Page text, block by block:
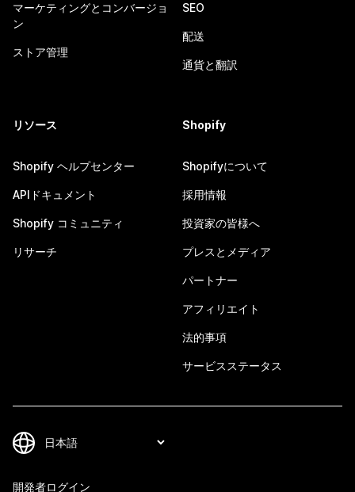
マーケティングとコンバージョ
ン
ストア管理
SEO
配送
通貨と翻訳
リソース
Shopify ヘルプセンター
APIドキュメント
Shopify コミュニティ
リサーチ
Shopify
Shopifyについて
採用情報
投資家の皆様へ
プレスとメディア
パートナー
アフィリエイト
法的事項
サービスステータス
開発者ログイン